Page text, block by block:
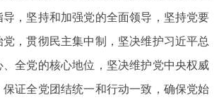
，坚持和加强党的全面领导，坚持党要
，贯彻民主集中制，坚决维护习近平总
全党的核心地位，坚决维护党中央权威
证全党团结统一和行动一致，确保党始